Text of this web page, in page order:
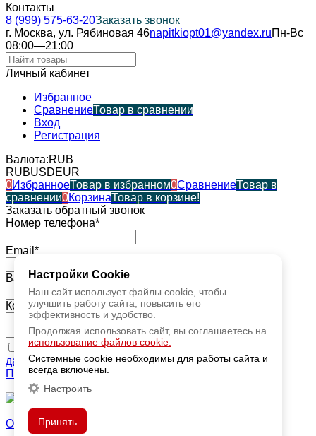
Настройки Cookie
Наш сайт использует файлы cookie, чтобы
улучшить работу сайта, повысить его
эффективность и удобство.
Продолжая использовать сайт, вы соглашаетесь на
использование файлов cookie.
Системные cookie необходимы для работы сайта и
всегда включены.
Настроить
Принять
Контакты
8 (999) 575-63-20Заказать звонок
г. Москва, ул. Рябиновая 46napitkiopt01@yandex.ruПн-Вс
08:00—21:00
Личный кабинет
Избранное
СравнениеТовар в сравнении
Вход
Регистрация
Валюта:RUB
RUBUSDEUR
0ИзбранноеТовар в избранном0СравнениеТовар в
сравнении0КорзинаТовар в корзине!
Заказать обратный звонок
Номер телефона*
Email*
Ваше имя*
Комментарий*
Я даю согласиена обработку моих персональных
данных, ознакомился и принимаю условия
Пользовательского соглашения
Обновить капчу (CAPTCHA)